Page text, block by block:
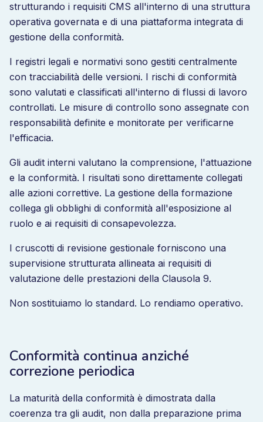
strutturando i requisiti CMS all'interno di una struttura
operativa governata e di una piattaforma integrata di
gestione della conformità.
I registri legali e normativi sono gestiti centralmente
con tracciabilità delle versioni. I rischi di conformità
sono valutati e classificati all'interno di flussi di lavoro
controllati. Le misure di controllo sono assegnate con
responsabilità definite e monitorate per verificarne
l'efficacia.
Gli audit interni valutano la comprensione, l'attuazione
e la conformità. I risultati sono direttamente collegati
alle azioni correttive. La gestione della formazione
collega gli obblighi di conformità all'esposizione al
ruolo e ai requisiti di consapevolezza.
I cruscotti di revisione gestionale forniscono una
supervisione strutturata allineata ai requisiti di
valutazione delle prestazioni della Clausola 9.
Non sostituiamo lo standard. Lo rendiamo operativo.
Conformità continua anziché
correzione periodica
La maturità della conformità è dimostrata dalla
coerenza tra gli audit, non dalla preparazione prima